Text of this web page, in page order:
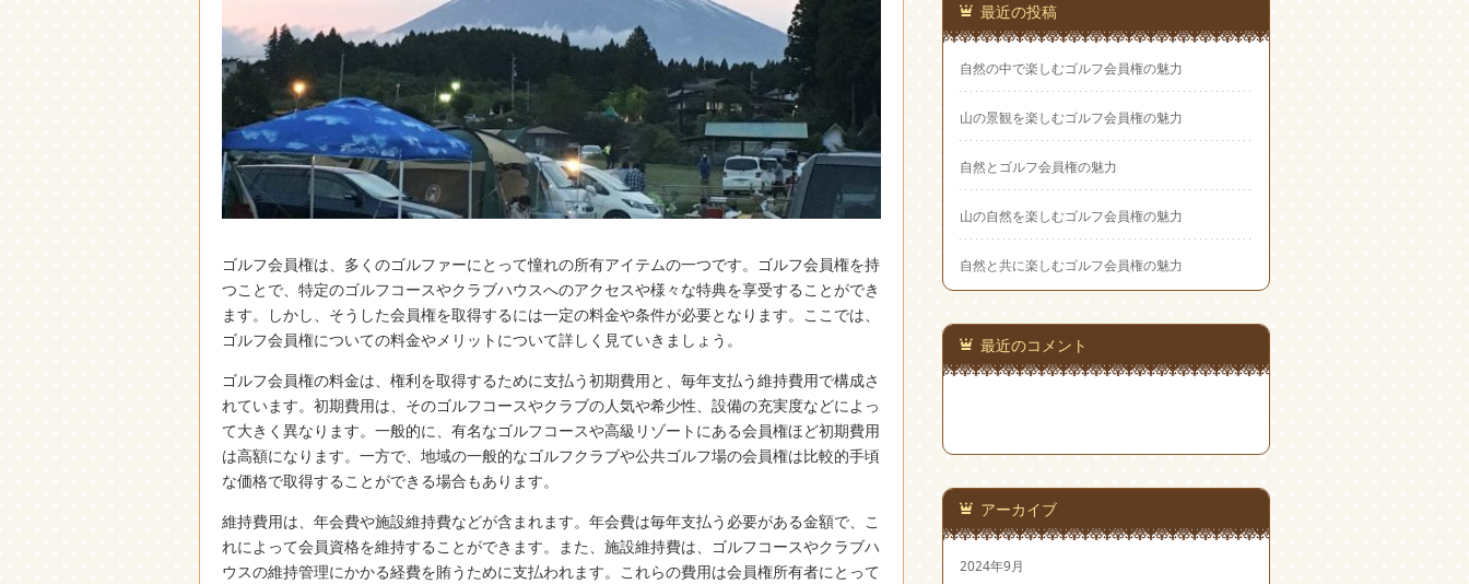
ゴルフ会員権は、多くのゴルファーにとって憧れの所有アイテムの一つです。
ゴルフ会員権を持
つことで、特定のゴルフコースやクラブハウスへのアクセスや様々な特典を享受することができ
ます。しかし、そうした会員権を取得するには一定の料金や条件が必要となります。ここでは、
ゴルフ会員権についての料金やメリットについて詳しく見ていきましょう。
ゴルフ会員権の料金は、権利を取得するために支払う初期費用と、毎年支払う維持費用で構成さ
れています。初期費用は、そのゴルフコースやクラブの人気や希少性、設備の充実度などによっ
て大きく異なります。一般的に、有名なゴルフコースや高級リゾートにある会員権ほど初期費用
は高額になります。一方で、地域の一般的なゴルフクラブや公共ゴルフ場の会員権は比較的手頃
な価格で取得することができる場合もあります。
維持費用は、年会費や施設維持費などが含まれます。年会費は毎年支払う必要がある金額で、こ
れによって会員資格を維持することができます。また、施設維持費は、ゴルフコースやクラブハ
ウスの維持管理にかかる経費を賄うために支払われます。これらの費用は会員権所有者にとって
最近の投稿
自然の中で楽しむゴルフ会員権の魅力
山の景観を楽しむゴルフ会員権の魅力
自然とゴルフ会員権の魅力
山の自然を楽しむゴルフ会員権の魅力
自然と共に楽しむゴルフ会員権の魅力
最近のコメント
アーカイブ
2024年9月